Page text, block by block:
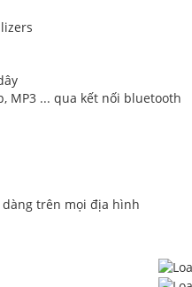
MP3 ... qua kết nối bluetooth
trên mọi địa hình